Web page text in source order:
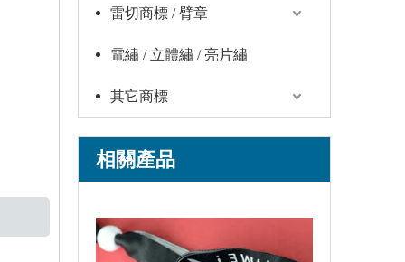
雷切商標 / 臂章
電繡 / 立體繡 / 亮片繡
其它商標
相關產品